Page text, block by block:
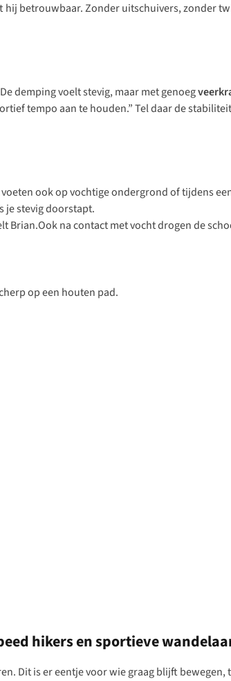
betrouwbaar. Zonder uitschuivers, zonder
demping voelt stevig, maar met genoeg
tempo aan te houden.” Tel daar de
ook op vochtige ondergrond of tijdens
je stevig doorstapt.
Brian.Ook na contact met vocht drogen de
hikers en sportieve
Dit is er eentje voor wie graag blijft